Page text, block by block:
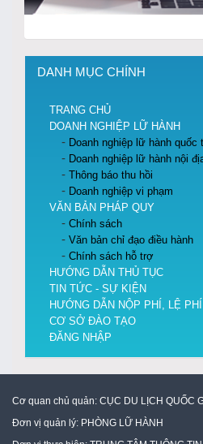
DANH MỤC CHÍNH
TRANG CHỦ
DOANH NGHIỆP LỮ HÀNH
Doanh nghiệp lữ hành quốc
Doanh nghiệp lữ hành nội
Thông báo thu hồi
Doanh nghiệp vi phạm
VĂN BẢN PHÁP QUY
Chính sách
Văn bản chỉ đạo điều hành
Chính sách hỗ trợ
HƯỚNG DẪN THỦ TỤC
TIN TỨC - SỰ KIỆN
HƯỚNG DẪN NỘP PHÍ, LỆ
CƠ SỞ ĐÀO TẠO
ĐĂNG NHẬP
Cơ quan chủ quản: CỤC DU LỊCH QUỐC
Đơn vị quản lý: PHÒNG LỮ HÀNH